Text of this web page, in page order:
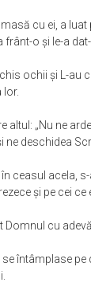
cu ei, a
frânt-o şi le-a dat-
ochii şi L-au
lor.
altul: „Nu ne
ne deschidea
ceasul acela,
şi pe cei
Domnul cu
se întâmplase